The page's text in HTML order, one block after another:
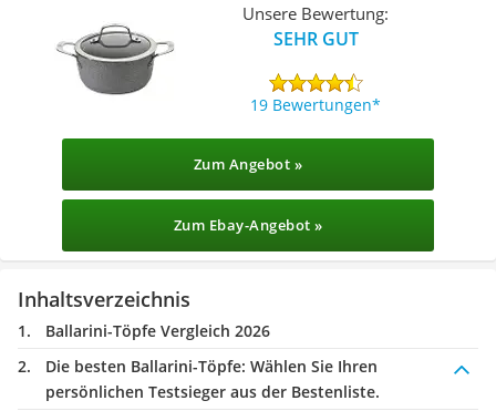
Unsere Bewertung:
SEHR GUT
19 Bewertungen
Zum Angebot »
Zum Ebay-Angebot »
Inhaltsverzeichnis
Ballarini-Töpfe Vergleich 2026
Die besten Ballarini-Töpfe: Wählen Sie Ihren
persönlichen Testsieger aus der Bestenliste.